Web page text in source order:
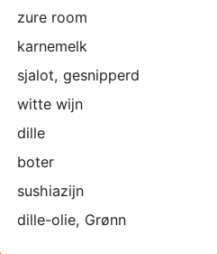
zure room
karnemelk
sjalot, gesnipperd
witte wijn
dille
boter
sushiazijn
dille-olie, Grønn